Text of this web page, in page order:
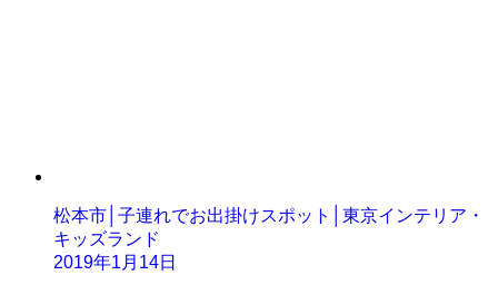
松本市│子連れでお出掛けスポット│東京インテリア・
キッズランド
2019年1月14日